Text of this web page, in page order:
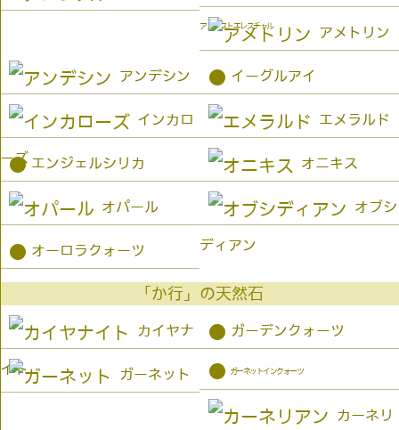
アメジストエレスチャル アメトリン
アンデシン ● イーグルアイ
インカロ
ーズ
エメラルド
● エンジェルシリカ オニキス
オパール オブシ
ディアン
● オーロラクォーツ
「か行」の天然石
カイヤナ
イト
● ガーデンクォーツ
ガーネット ● ガーネットインクォーツ
カーネリ